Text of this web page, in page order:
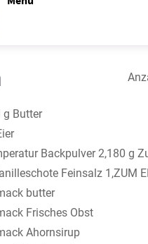
g Butter
Backpulver 2,180 g
Feinsalz 1,ZUM
butter
Frisches Obst
Ahornsirup